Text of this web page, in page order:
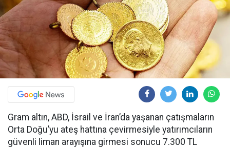
Gram altın, ABD, İsrail ve İran’da yaşanan çatışmaların
Orta Doğu’yu ateş hattına çevirmesiyle yatırımcıların
güvenli liman arayışına girmesi sonucu 7.300 TL